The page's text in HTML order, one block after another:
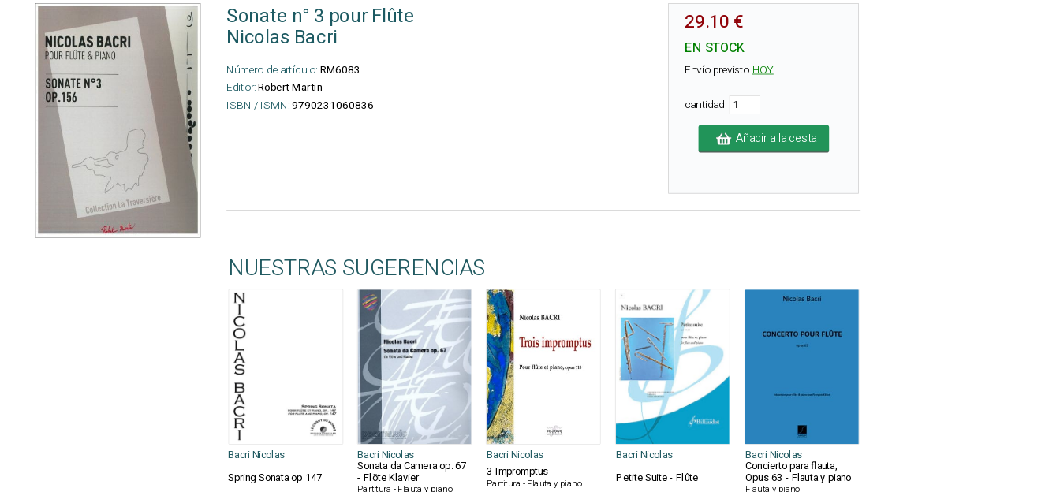
Sonate n° 3 pour Flûte
Nicolas Bacri
Número de artículo: RM6083
Editor:Robert Martin
ISBN / ISMN:9790231060836
29.10 €
EN STOCK
Envío previstoHOY
cantidad
Añadir a la cesta
NUESTRAS SUGERENCIAS
Bacri Nicolas Bacri Nicolas Bacri Nicolas Bacri Nicolas
Bacri Nicolas
Spring Sonata op 147
Sonata da Camera op. 67
- Flöte Klavier
Partitura - Flauta y piano
3 Impromptus
Partitura - Flauta y piano Petite Suite - Flûte
Concierto para flauta,
Opus 63 - Flauta y piano
Flauta y piano